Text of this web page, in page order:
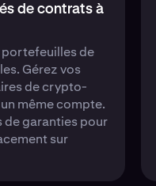
de contrats à
de
Gérez vos
de crypto-
même compte.
garanties pour
sur